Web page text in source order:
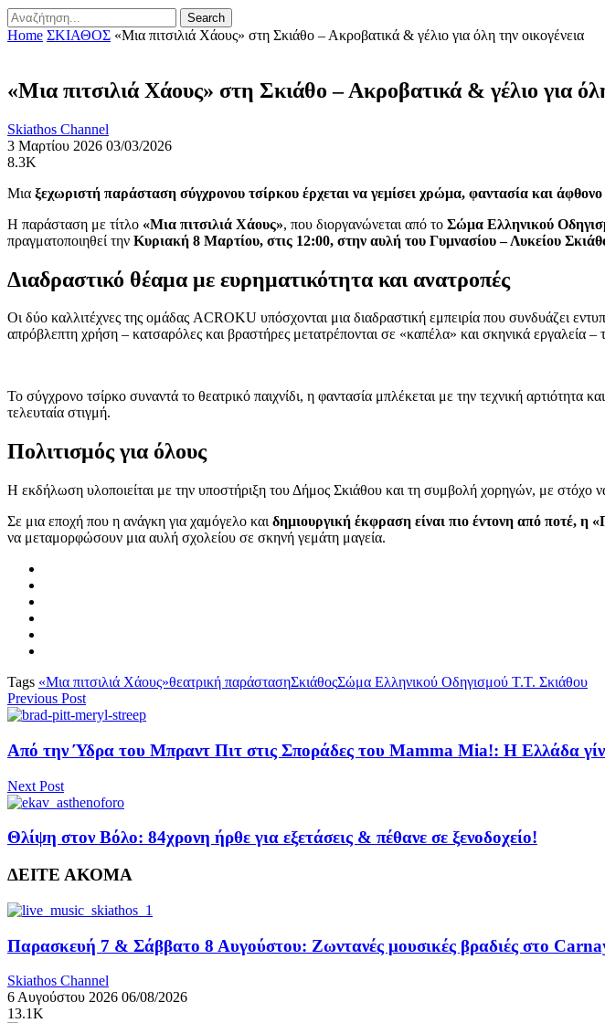
Home ΣΚΙΑΘΟΣ «Μια πιτσιλιά Χάους» στη Σκιάθο – Ακροβατικά & γέλιο για όλη την οικογένεια
«Μια πιτσιλιά Χάους» στη Σκιάθο – Ακροβατικά & γέλιο για
Skiathos Channel
3 Μαρτίου 2026 03/03/2026
8.3K
Μια ξεχωριστή παράσταση σύγχρονου τσίρκου έρχεται να γεμίσει χρώμα, φαντασία και άφθονο
Η παράσταση με τίτλο «Μια πιτσιλιά Χάους», που διοργανώνεται από το Σώμα Ελληνικού
πραγματοποιηθεί την Κυριακή 8 Μαρτίου, στις 12:00, στην αυλή του Γυμνασίου – Λυκείου
Διαδραστικό θέαμα με ευρηματικότητα και ανατροπές
Οι δύο καλλιτέχνες της ομάδας ACROKU υπόσχονται μια διαδραστική εμπειρία που συνδυάζει
απρόβλεπτη χρήση – κατσαρόλες και βραστήρες μετατρέπονται σε «καπέλα» και σκηνικά εργαλεία –
Το σύγχρονο τσίρκο συναντά το θεατρικό παιχνίδι, η φαντασία μπλέκεται με την τεχνική
τελευταία στιγμή.
Πολιτισμός για όλους
Η εκδήλωση υλοποιείται με την υποστήριξη του Δήμος Σκιάθου και τη συμβολή χορηγών, με στόχο να
Σε μια εποχή που η ανάγκη για χαμόγελο και δημιουργική έκφραση είναι πιο έντονη από ποτέ, η
να μεταμορφώσουν μια αυλή σχολείου σε σκηνή γεμάτη μαγεία.
Tags «Μια πιτσιλιά Χάους»θεατρική παράστασηΣκιάθοςΣώμα Ελληνικού Οδηγισμού Τ.Τ. Σκιάθου
Previous Post
Από την Ύδρα του Μπραντ Πιτ στις Σποράδες του Mamma Mia!: Η Ελλάδα
Next Post
Θλίψη στον Βόλο: 84χρονη ήρθε για εξετάσεις & πέθανε σε ξενοδοχείο!
ΔΕΙΤΕ ΑΚΟΜΑ
Παρασκευή 7 & Σάββατο 8 Αυγούστου: Ζωντανές μουσικές βραδιές στο
Skiathos Channel
6 Αυγούστου 2026 06/08/2026
13.1K